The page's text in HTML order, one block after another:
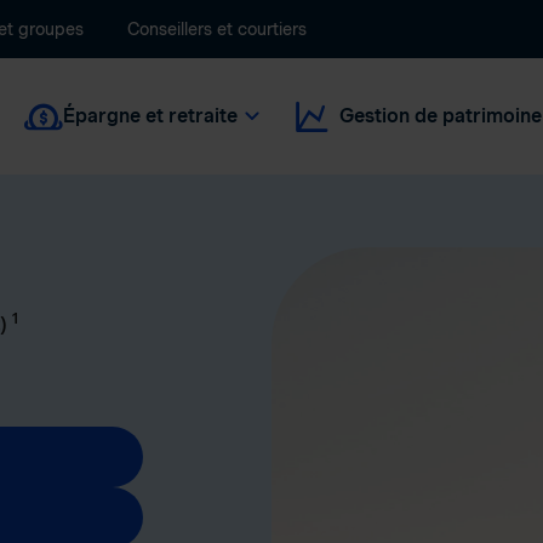
groupes Conseillers et courtiers
Épargne et retraite Gestion de patrimoine
1